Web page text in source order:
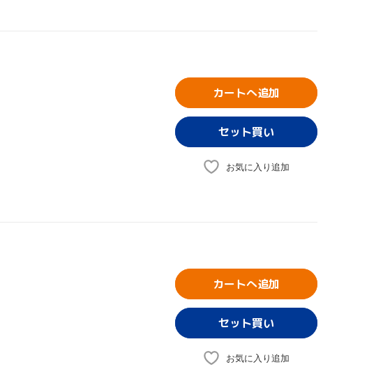
カートへ追加
お気に入り追加
カートへ追加
お気に入り追加